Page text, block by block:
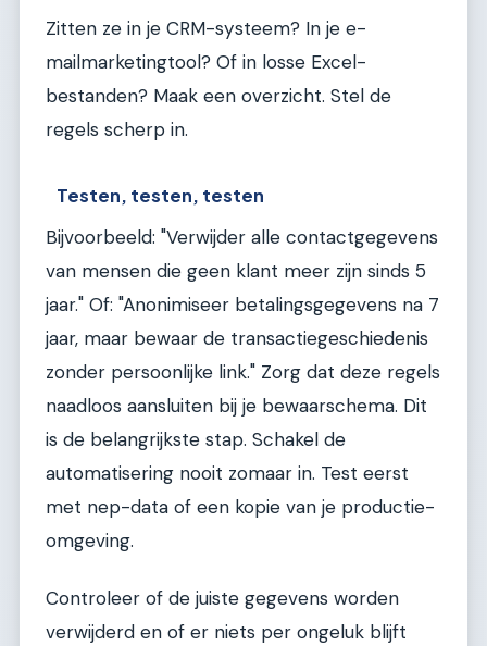
Zitten ze in je CRM-systeem? In je e-
mailmarketingtool? Of in losse Excel-
bestanden? Maak een overzicht. Stel de
regels scherp in.
Testen, testen, testen
Bijvoorbeeld: "Verwijder alle contactgegevens
van mensen die geen klant meer zijn sinds 5
jaar." Of: "Anonimiseer betalingsgegevens na 7
jaar, maar bewaar de transactiegeschiedenis
zonder persoonlijke link." Zorg dat deze regels
naadloos aansluiten bij je bewaarschema. Dit
is de belangrijkste stap. Schakel de
automatisering nooit zomaar in. Test eerst
met nep-data of een kopie van je productie-
omgeving.
Controleer of de juiste gegevens worden
verwijderd en of er niets per ongeluk blijft